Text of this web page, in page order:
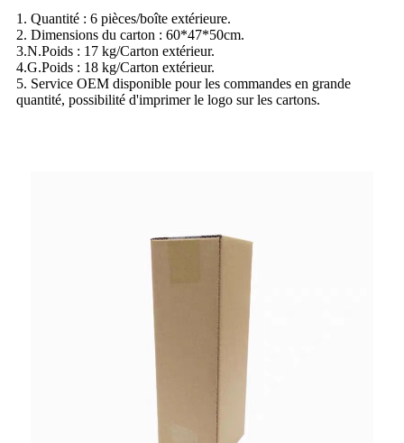
1. Quantité : 6 pièces/boîte extérieure.
2. Dimensions du carton : 60*47*50cm.
3.N.Poids : 17 kg/Carton extérieur.
4.G.Poids : 18 kg/Carton extérieur.
5. Service OEM disponible pour les commandes en grande
quantité, possibilité d'imprimer le logo sur les cartons.